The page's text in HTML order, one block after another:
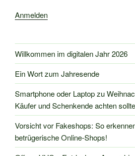
Anmelden
Willkommen im digitalen Jahr 2026
Ein Wort zum Jahresende
Smartphone oder Laptop zu
Käufer und Schenkende achten
Vorsicht vor Fakeshops: So
betrügerische Online-Shops!